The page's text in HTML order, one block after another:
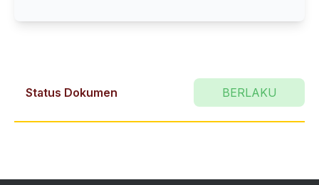
Status Dokumen BERLAKU